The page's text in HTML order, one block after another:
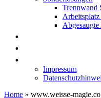
Trennwand
Impressum
Home » www.weisse-magie.co